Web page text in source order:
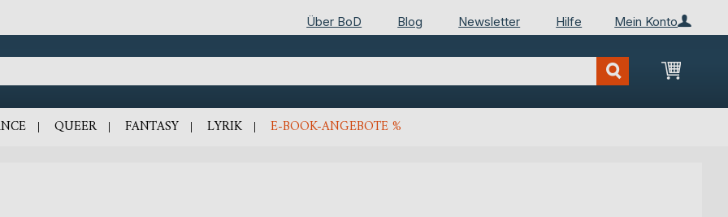
Mein Konto
Über BoD Blog Newsletter Hilfe
Mein
QUEER FANTASY LYRIK E-BOOK-ANGEBOTE %